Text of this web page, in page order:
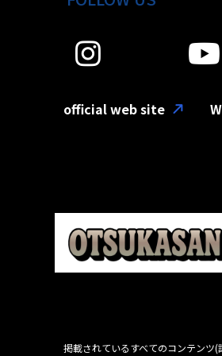
official web site
掲載されているすべてのコンテンツ(